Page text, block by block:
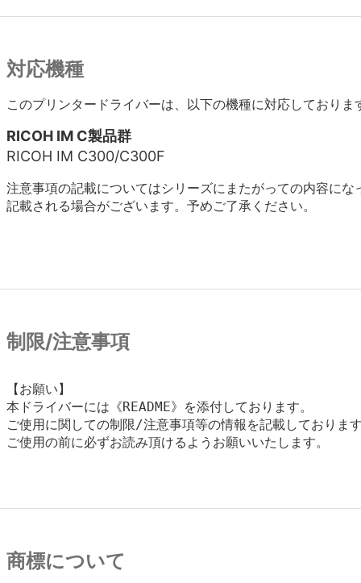
対応機種
このプリンタードライバーは、以下の機種に対応しておりま
RICOH IM C製品群
RICOH IM C300/C300F
注意事項の記載についてはシリーズにまたがっての内容に
記載される場合がございます。予めご了承ください。
制限/注意事項
【お願い】
本ドライバーには《README》を添付しております。
ご使用に関しての制限/注意事項等の情報を記載しておりま
ご使用の前に必ずお読み頂けるようお願いいたします。
商標について